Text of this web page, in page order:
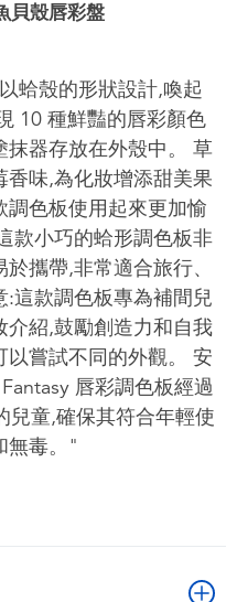
貝殼唇彩盤
蛤殼的形狀設計,喚起
10 種鮮豔的唇彩顏色
器存放在外殼中。 草
味,為化妝增添甜美果
色板使用起來更加愉
款小巧的蛤形調色板非
攜帶,非常適合旅行、
:這款調色板專為補間兒
紹,鼓勵創造力和自我
嘗試不同的外觀。 ​ 安
唇彩調色板經過
兒童,確保其符合年輕使
無毒。"